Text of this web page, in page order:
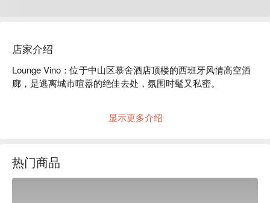
店家介绍
Lounge Vino：位于中山区慕舍酒店顶楼的西班牙风情高空酒
廊，是逃离城市喧嚣的绝佳去处，氛围时髦又私密。
中山区 8 楼高空。这里是城市中一片宁静放松的绿洲，结合了
懂行的本地人都爱这里，原因很简单：高品质的美酒和地道的
显示更多介绍
热门商品